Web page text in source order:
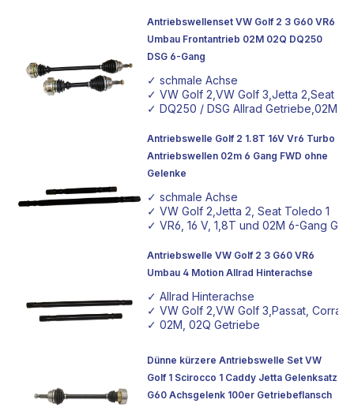
Antriebswellenset VW Golf 2 3 G60 VR6
Umbau Frontantrieb 02M 02Q DQ250
DSG 6-Gang
✓ schmale Achse
✓ VW Golf 2,VW Golf 3,Jetta 2,Seat
✓ DQ250 / DSG Allrad Getriebe,02M,
Antriebswelle Golf 2 1.8T 16V Vr6 Turbo
Antriebswellen 02m 6 Gang FWD ohne
Gelenke
✓ schmale Achse
✓ VW Golf 2,Jetta 2, Seat Toledo 1
✓ VR6, 16 V, 1,8T und 02M 6-Gang
Antriebswelle VW Golf 2 3 G60 VR6
Umbau 4 Motion Allrad Hinterachse
✓ Allrad Hinterachse
✓ VW Golf 2,VW Golf 3,Passat,
✓ 02M, 02Q Getriebe
Dünne kürzere Antriebswelle Set VW
Golf 1 Scirocco 1 Caddy Jetta Gelenksatz
G60 Achsgelenk 100er Getriebeflansch